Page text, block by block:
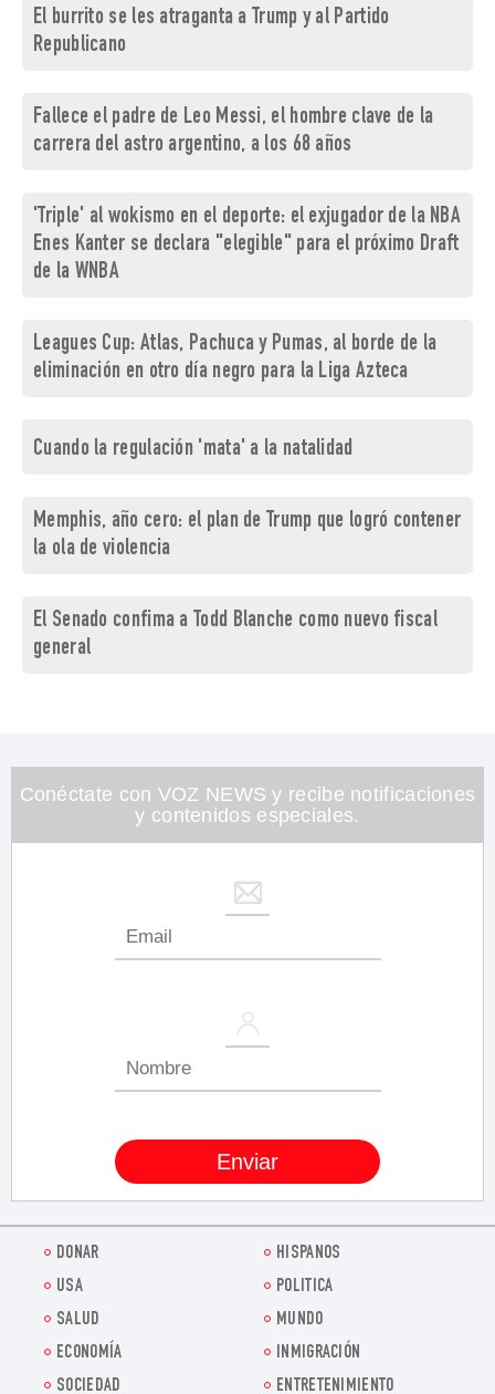
El burrito se les atraganta a Trump y al Partido
Republicano
Fallece el padre de Leo Messi, el hombre clave de la
carrera del astro argentino, a los 68 años
'Triple' al wokismo en el deporte: el exjugador de la NBA
Enes Kanter se declara "elegible" para el próximo Draft
de la WNBA
Leagues Cup: Atlas, Pachuca y Pumas, al borde de la
eliminación en otro día negro para la Liga Azteca
Cuando la regulación 'mata' a la natalidad
Memphis, año cero: el plan de Trump que logró contener
la ola de violencia
El Senado confima a Todd Blanche como nuevo fiscal
general
Conéctate con VOZ NEWS y recibe notificaciones
y contenidos especiales.
DONAR
HISPANOS
USA
POLITICA
SALUD
MUNDO
ECONOMÍA
INMIGRACIÓN
SOCIEDAD
ENTRETENIMIENTO